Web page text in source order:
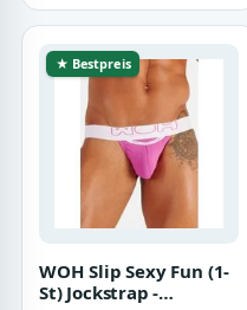
★ Bestpreis
WOH Slip Sexy Fun (1-
St) Jockstrap -